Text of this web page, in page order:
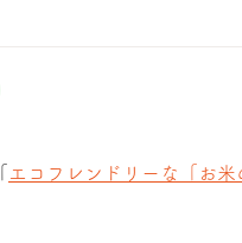
エコフレンドリーな「お米